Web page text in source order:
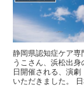
静岡県認知症ケア
うこさん、浜松出
日開催される、演
いただきました。